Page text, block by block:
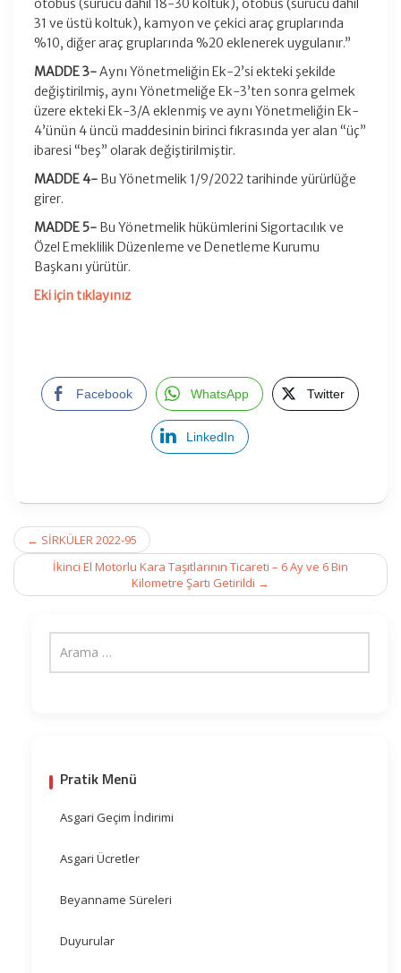
otobüs (sürücü dâhil 18-30 koltuk), otobüs (sürücü dâhil
31 ve üstü koltuk), kamyon ve çekici araç gruplarında
%10, diğer araç gruplarında %20 eklenerek uygulanır.”
MADDE 3-Aynı Yönetmeliğin Ek-2’si ekteki şekilde
değiştirilmiş, aynı Yönetmeliğe Ek-3’ten sonra gelmek
üzere ekteki Ek-3/A eklenmiş ve aynı Yönetmeliğin Ek-
4’ünün 4 üncü maddesinin birinci fıkrasında yer alan “üç”
ibaresi “beş” olarak değiştirilmiştir.
MADDE 4- Bu Yönetmelik 1/9/2022 tarihinde yürürlüğe
girer.
MADDE 5- Bu Yönetmelik hükümlerini Sigortacılık ve
Özel Emeklilik Düzenleme ve Denetleme Kurumu
Başkanı yürütür.
Eki için tıklayınız
Facebook WhatsApp Twitter
LinkedIn
Post
navigation
← SİRKÜLER 2022-95
İkinci El Motorlu Kara Taşıtlarının Ticareti – 6 Ay ve 6 Bin
Kilometre Şartı Getirildi →
Pratik Menü
Asgari Geçim İndirimi
Asgari Ücretler
Beyanname Süreleri
Duyurular